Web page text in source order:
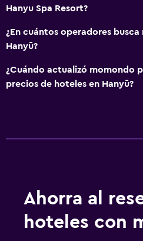
Máquina expendedora (bebidas)
Servicios y facilidades
Instalaciones para reuniones
Sala de juegos
Salón de belleza
Hanyu Spa Resort?
¿En cuántos operadores
Hanyū?
¿Cuándo actualizó momondo
precios de hoteles en Hanyū?
Ahorra al
hoteles con